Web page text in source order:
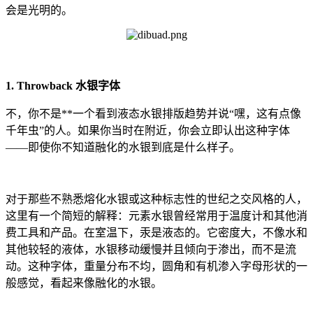
会是光明的。
1. Throwback 水银字体
不，你不是**一个看到液态水银排版趋势并说“嘿，这有点像
千年虫”的人。如果你当时在附近，你会立即认出这种字体
——即使你不知道融化的水银到底是什么样子。
对于那些不熟悉熔化水银或这种标志性的世纪之交风格的人，
这里有一个简短的解释：元素水银曾经常用于温度计和其他消
费工具和产品。在室温下，汞是液态的。它密度大，不像水和
其他较轻的液体，水银移动缓慢并且倾向于渗出，而不是流
动。这种字体，重量分布不均，圆角和有机渗入字母形状的一
般感觉，看起来像融化的水银。